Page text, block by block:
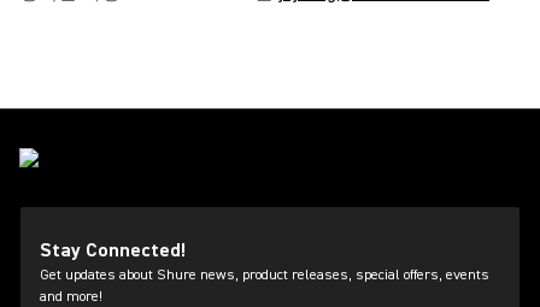
Stay Connected!
Get updates about Shure news, product releases, special offers, events
and more!